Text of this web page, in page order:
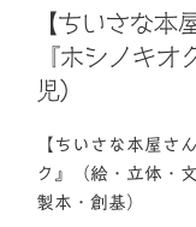
日:【ちいさな
『ホシノキ
児）
【ちいさな本屋
ク』（絵・立体・
製本・創基）